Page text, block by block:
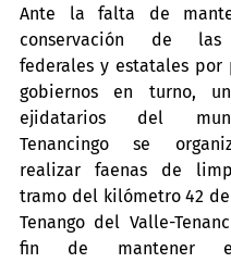
Ante la falta de
conservación de las
federales y estatales por
gobiernos en turno,
ejidatarios del
Tenancingo se
realizar faenas de
tramo del kilómetro 42
Tenango del Valle-
fin de mantener